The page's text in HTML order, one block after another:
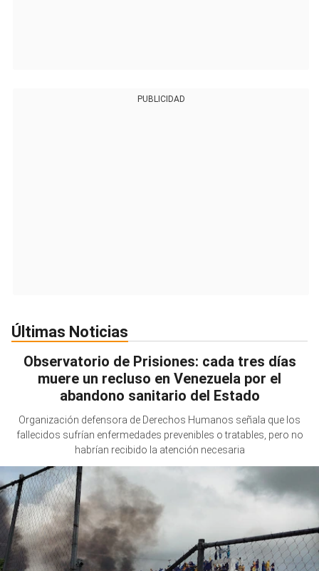
PUBLICIDAD
Últimas Noticias
Observatorio de Prisiones: cada tres días
muere un recluso en Venezuela por el
abandono sanitario del Estado
Organización defensora de Derechos Humanos señala que los
fallecidos sufrían enfermedades prevenibles o tratables, pero no
habrían recibido la atención necesaria